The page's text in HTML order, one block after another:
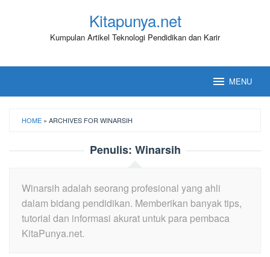
Kitapunya.net
Kumpulan Artikel Teknologi Pendidikan dan Karir
MENU
HOME » ARCHIVES FOR WINARSIH
Penulis: Winarsih
Winarsih adalah seorang profesional yang ahli
dalam bidang pendidikan. Memberikan banyak tips,
tutorial dan informasi akurat untuk para pembaca
KitaPunya.net.